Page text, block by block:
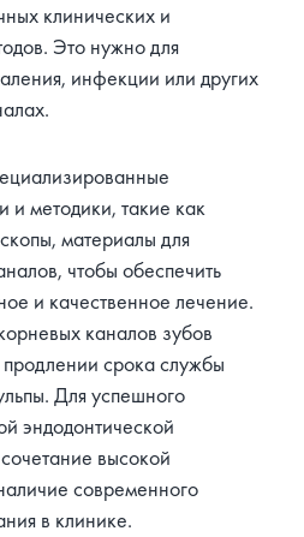
клинических и
Это нужно для
инфекции или других
и методики, такие как
материалы для
чтобы обеспечить
и качественное лечение.
каналов зубов
срока службы
Для успешного
эндодонтической
высокой
современного
в клинике.